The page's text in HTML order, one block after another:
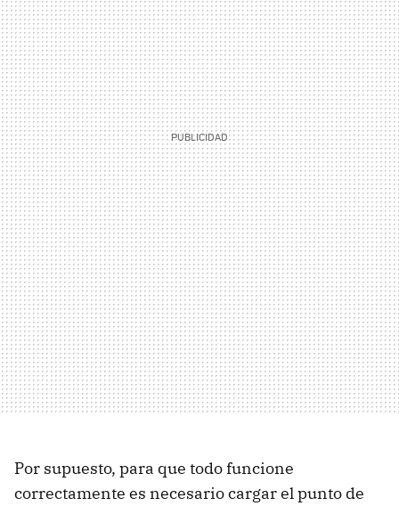
Por supuesto, para que todo funcione
correctamente es necesario cargar el punto de